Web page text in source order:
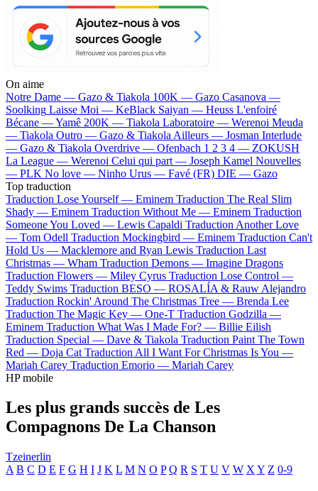
On aime
Notre Dame — Gazo & Tiakola 100K — Gazo Casanova —
Soolking Laisse Moi — KeBlack Saiyan — Heuss L'enfoiré
Bécane —Yamê 200K — Tiakola Laboratoire — Werenoi Meuda
— Tiakola Outro — Gazo & Tiakola Ailleurs — Josman Interlude
— Gazo & Tiakola Overdrive — Ofenbach 1 2 3 4 — ZOKUSH
La League — Werenoi Celui qui part — Joseph Kamel Nouvelles
— PLK No love — Ninho Urus — Favé (FR) DIE — Gazo
Top traduction
Traduction Lose Yourself — Eminem Traduction The Real Slim
Shady — Eminem Traduction Without Me — Eminem Traduction
Someone You Loved — Lewis Capaldi Traduction Another Love
— Tom Odell Traduction Mockingbird — Eminem Traduction Can't
Hold Us — Macklemore and Ryan Lewis Traduction Last
Christmas — Wham Traduction Demons — Imagine Dragons
Traduction Flowers — Miley Cyrus Traduction Lose Control —
Teddy Swims Traduction BESO — ROSALÍA & Rauw Alejandro
Traduction Rockin' Around The Christmas Tree — Brenda Lee
Traduction The Magic Key — One-T Traduction Godzilla —
Eminem Traduction What Was I Made For? — Billie Eilish
Traduction Special — Dave & Tiakola Traduction Paint The Town
Red — Doja Cat Traduction All I Want For Christmas Is You —
Mariah Carey Traduction Emorio — Mariah Carey
HP mobile
Les plus grands succès de Les
Compagnons De La Chanson
Tzeinerlin
A B C D E F G H I J K L M N O P Q R S T U V W X Y Z 0-9